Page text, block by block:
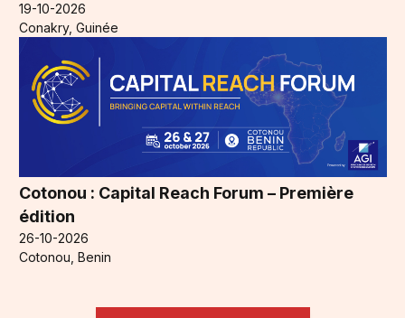
19-10-2026
Conakry, Guinée
Cotonou : Capital Reach Forum – Première
édition
26-10-2026
Cotonou, Benin